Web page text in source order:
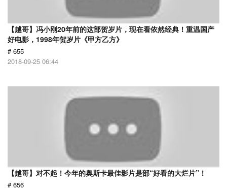
【越哥】冯小刚20年前的这部贺岁片，现在看依然经典！重温国产
好电影，1998年贺岁片《甲方乙方》
# 655
2018-09-25 06:44
【越哥】对不起！今年的奥斯卡最佳影片是部“好看的大烂片”！
# 656